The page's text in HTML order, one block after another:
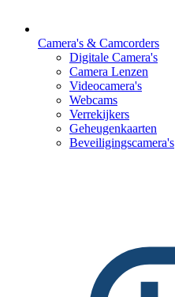
Camera's & Camcorders
Digitale Camera's
Camera Lenzen
Videocamera's
Webcams
Verrekijkers
Geheugenkaarten
Beveiligingscamera's